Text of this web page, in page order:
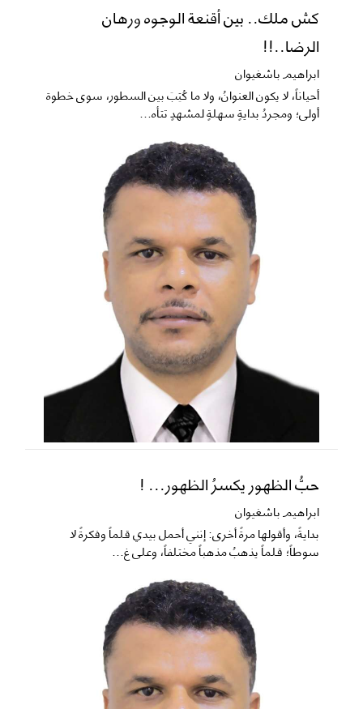
كش ملك.. بين أقنعة الوجوه ورهان
الرضا..!!
ابراهيم باشغيوان
​أحياناً، لا يكون العنوانُ، ولا ما كُتِبَ بين السطور، سوى خطوة
أولى؛ ومجردُ بدايةٍ سهلةٍ لمشهدٍ تتأه...
حبُّ الظهور يكسرُ الظهور... !
ابراهيم باشغيوان
​بدايةً، وأقولها مرةً أخرى: إنني أحمل بيدي قلماً وفكرةً لا
سوطاً؛ قلماً يذهبُ مذهباً مختلفاً، وعلى غ...